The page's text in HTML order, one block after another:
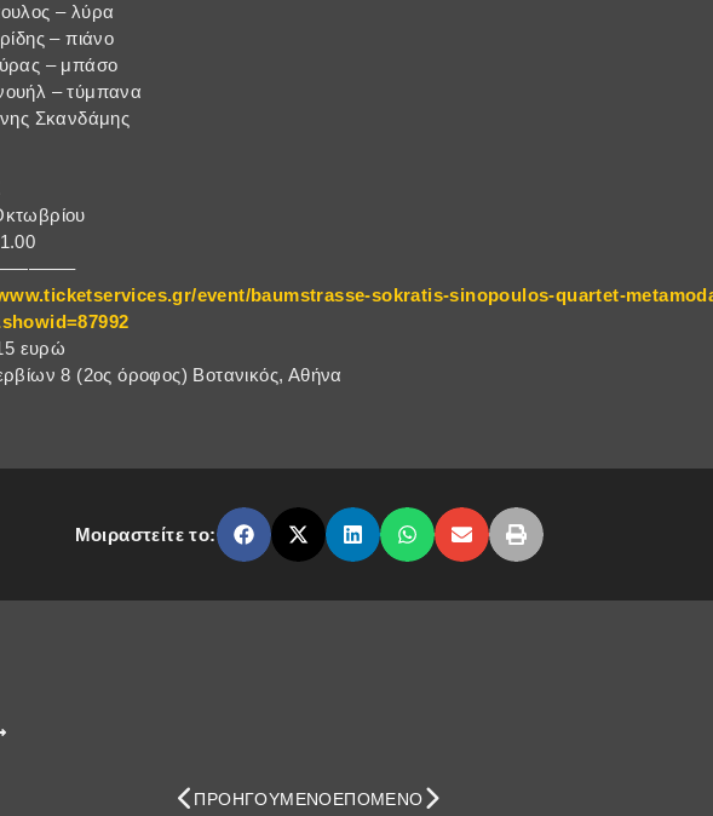
– λύρα
– πιάνο
– μπάσο
– τύμπανα
Σκανδάμης
event/baumstrasse-sokratis-sinopoulos-quartet-
ευρώ
8 (2ος όροφος) Βοτανικός, Αθήνα
Μοιραστείτε το:
ΠΡΟΗΓΟΎΜΕΝΟΕΠΌΜΕΝΟ